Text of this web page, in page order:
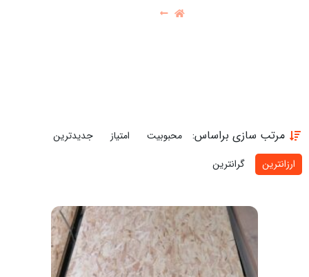
مرتب سازی براساس: محبوبیت امتیاز
جدیدترین
ارزانترین
گرانترین